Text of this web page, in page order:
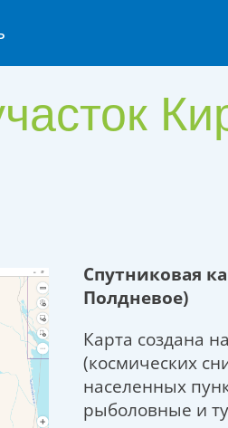
Спутниковая
Полдневое)
Карта создана
(космических
населенных
рыболовные и